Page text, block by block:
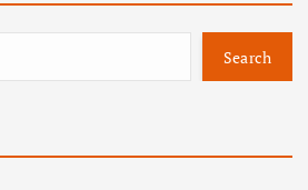
Search